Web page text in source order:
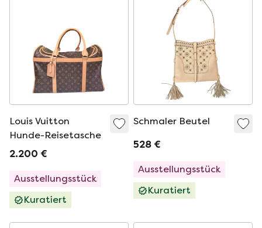
Louis Vuitton
Hunde-Reisetasche
2.200 €
Ausstellungsstück
Kuratiert
Schmaler Beutel
528 €
Ausstellungsstück
Kuratiert